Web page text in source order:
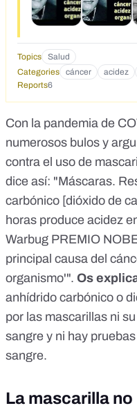
Topics Salud
Categories
cáncer acidez
Reports6
Con la pandemia de
numerosos bulos y
contra el uso de
dice así: "Máscaras.
carbónico [dióxido de
horas produce acidez
Warbug PREMIO
principal causa del
organismo'". Os
anhídrido carbónico o
por las mascarillas ni
sangre y ni hay
sangre.
La mascarilla